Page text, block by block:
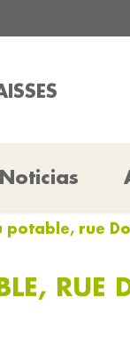
Noticias
rue
RUE